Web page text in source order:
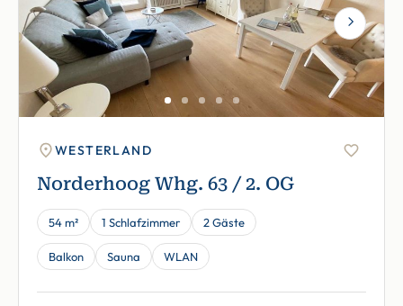
Next
WESTERLAND
Norderhoog Whg. 63 / 2. OG
54 m² 1 Schlafzimmer 2 Gäste
Balkon Sauna WLAN